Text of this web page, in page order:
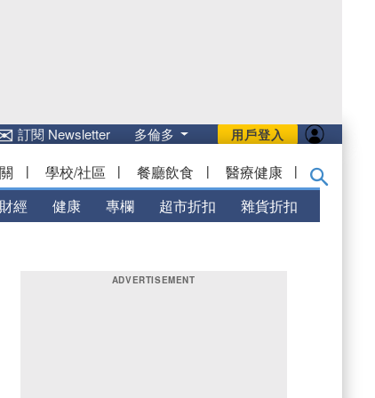
用戶登入
訂閱 Newsletter 多倫多
| 學校/社區 | 餐廳飲食 | 醫療健康 |
財經 健康 專欄 超市折扣 雜貨折扣